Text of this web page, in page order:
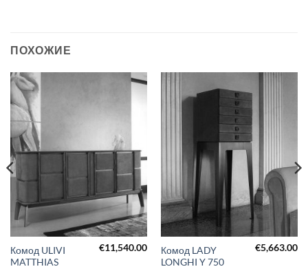
ПОХОЖИЕ
Комод ULIVI
MATTHIAS
€11,540.00
Комод LADY
LONGHI Y 750
€5,663.00